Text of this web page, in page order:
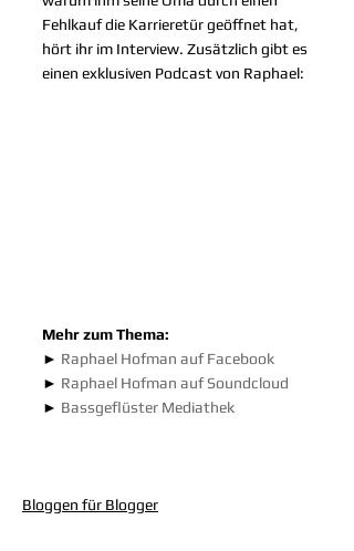
Fehlkauf die Karrieretür geöffnet hat,
hört ihr im Interview. Zusätzlich gibt es
einen exklusiven Podcast von Raphael:
Mehr zum Thema:
► Raphael Hofman auf Facebook
► Raphael Hofman auf Soundcloud
► Bassgeflüster Mediathek
Bloggen für Blogger